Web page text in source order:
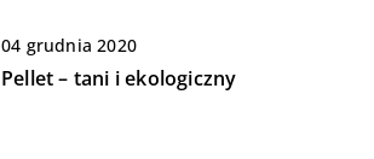
04 grudnia 2020
Pellet – tani i ekologiczny